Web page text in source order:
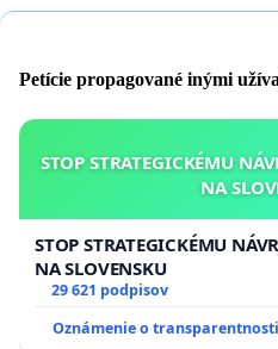
Petície propagované inými
STOP STRATEGICKÉMU
NA
STOP STRATEGICKÉMU
NA SLOVENSKU
29 621 podpisov
Oznámenie o transparentnosti